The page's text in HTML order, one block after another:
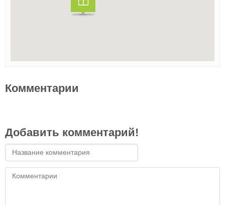
Комментарии
Добавить комментарий!